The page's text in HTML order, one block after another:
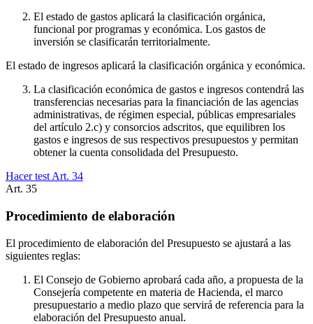
El estado de gastos aplicará la clasificación orgánica,
funcional por programas y económica. Los gastos de
inversión se clasificarán territorialmente.
El estado de ingresos aplicará la clasificación orgánica y económica.
La clasificación económica de gastos e ingresos contendrá las
transferencias necesarias para la financiación de las agencias
administrativas, de régimen especial, públicas empresariales
del artículo 2.c) y consorcios adscritos, que equilibren los
gastos e ingresos de sus respectivos presupuestos y permitan
obtener la cuenta consolidada del Presupuesto.
Hacer test Art. 34
Art. 35
Procedimiento de elaboración
El procedimiento de elaboración del Presupuesto se ajustará a las
siguientes reglas:
El Consejo de Gobierno aprobará cada año, a propuesta de la
Consejería competente en materia de Hacienda, el marco
presupuestario a medio plazo que servirá de referencia para la
elaboración del Presupuesto anual.